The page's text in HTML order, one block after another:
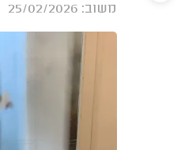
משוב: 25/02/2026